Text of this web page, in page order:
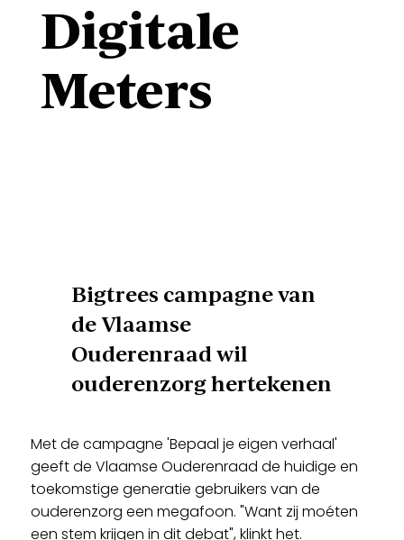
Digitale
Meters
Bigtrees campagne van
de Vlaamse
Ouderenraad wil
ouderenzorg hertekenen
Met de campagne 'Bepaal je eigen verhaal'
geeft de Vlaamse Ouderenraad de huidige en
toekomstige generatie gebruikers van de
ouderenzorg een megafoon. "Want zij moéten
een stem krijgen in dit debat", klinkt het.